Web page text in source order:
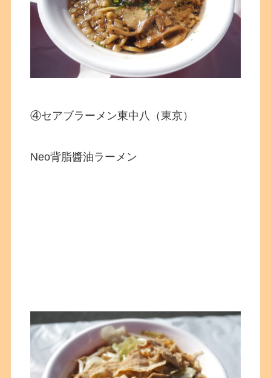
④セアブラーメン東中八（東京）
Neo背脂醬油ラーメン